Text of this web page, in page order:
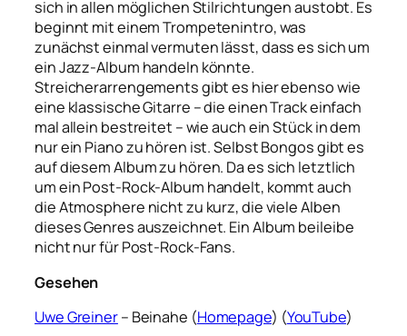
sich in allen möglichen Stilrichtungen austobt. Es
beginnt mit einem Trompetenintro, was
zunächst einmal vermuten lässt, dass es sich um
ein Jazz-Album handeln könnte.
Streicherarrengements gibt es hier ebenso wie
eine klassische Gitarre – die einen Track einfach
mal allein bestreitet – wie auch ein Stück in dem
nur ein Piano zu hören ist. Selbst Bongos gibt es
auf diesem Album zu hören. Da es sich letztlich
um ein Post-Rock-Album handelt, kommt auch
die Atmosphere nicht zu kurz, die viele Alben
dieses Genres auszeichnet. Ein Album beileibe
nicht nur für Post-Rock-Fans.
Gesehen
Uwe Greiner– Beinahe (Homepage) (YouTube)